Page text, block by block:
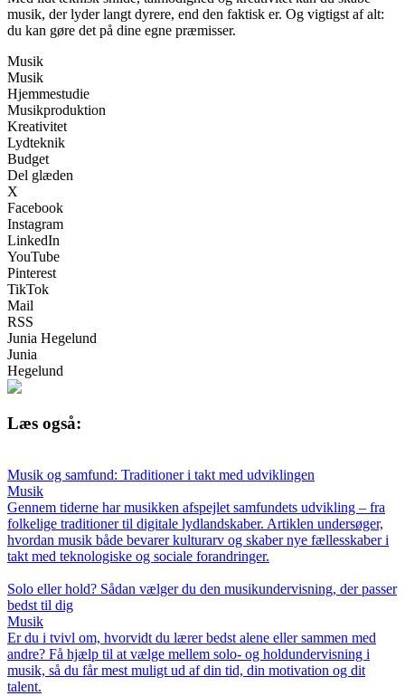
musik, der lyder langt dyrere, end den faktisk er. Og vigtigst af alt:
du kan gøre det på dine egne præmisser.
Musik
Musik
Hjemmestudie
Musikproduktion
Kreativitet
Lydteknik
Budget
Del glæden
X
Facebook
Instagram
LinkedIn
YouTube
Pinterest
TikTok
Mail
RSS
Junia Hegelund
Junia
Hegelund
Læs også:
Musik og samfund: Traditioner i takt med udviklingen
Musik
Gennem tiderne har musikken afspejlet samfundets udvikling – fra
folkelige traditioner til digitale lydlandskaber. Artiklen undersøger,
hvordan musik både bevarer kulturarv og skaber nye fællesskaber i
takt med teknologiske og sociale forandringer.
Solo eller hold? Sådan vælger du den musikundervisning, der passer
bedst til dig
Musik
Er du i tvivl om, hvorvidt du lærer bedst alene eller sammen med
andre? Få hjælp til at vælge mellem solo- og holdundervisning i
musik, så du får mest muligt ud af din tid, din motivation og dit
talent.